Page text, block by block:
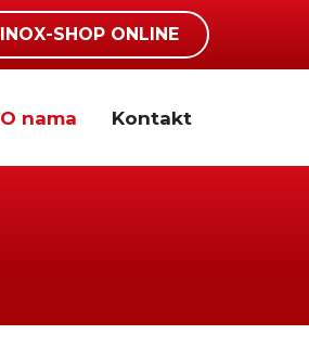
INOX-SHOP ONLINE
O nama Kontakt